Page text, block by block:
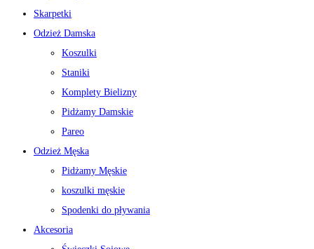
Skarpetki
Odzież Damska
Koszulki
Staniki
Komplety Bielizny
Pidżamy Damskie
Pareo
Odzież Męska
Pidżamy Męskie
koszulki męskie
Spodenki do pływania
Akcesoria